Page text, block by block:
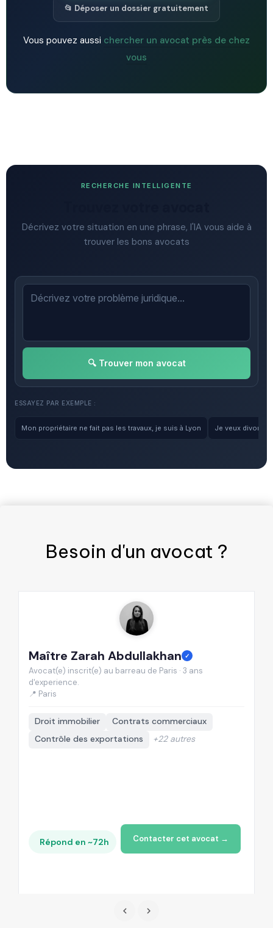
📂 Déposer un dossier gratuitement
Vous pouvez aussi chercher un avocat près de chez
vous
RECHERCHE INTELLIGENTE
Décrivez votre situation en une phrase, l'IA vous aide à
trouver les bons avocats
🔍 Trouver mon avocat
ESSAYEZ PAR EXEMPLE :
Mon propriétaire ne fait pas les travaux, je suis à Lyon Je veux
Besoin d'un avocat ?
Maître Zarah Abdullakhan ✓
Avocat(e) inscrit(e) au barreau de Paris · 3 ans
d'experience.
📍 Paris
Droit immobilier
Contrats commerciaux
Contrôle des exportations
+22 autres
Répond en ~72h Contacter cet avocat →